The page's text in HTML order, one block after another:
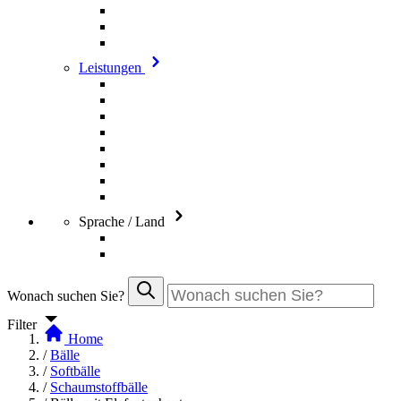
Leistungen
Sprache / Land
Wonach suchen Sie?
Filter
Home
/ Bälle
/ Softbälle
/ Schaumstoffbälle